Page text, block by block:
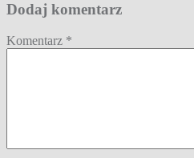
Dodaj komentarz
Komentarz *